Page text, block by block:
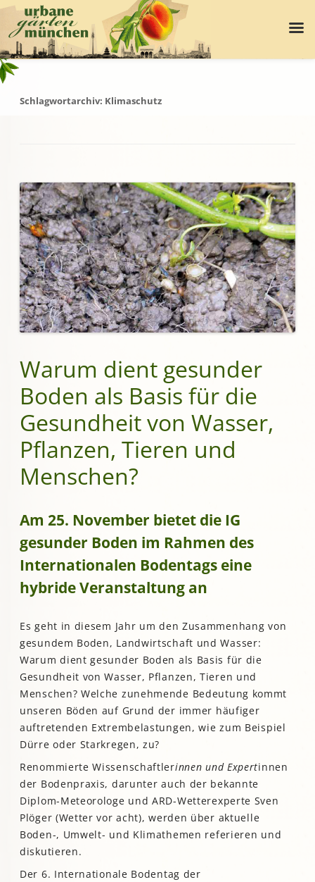
Schlagwortarchiv: Klimaschutz
Warum dient gesunder
Boden als Basis für die
Gesundheit von Wasser,
Pflanzen, Tieren und
Menschen?
Am 25. November bietet die IG
gesunder Boden im Rahmen des
Internationalen Bodentags eine
hybride Veranstaltung an
Es geht in diesem Jahr um den Zusammenhang von
gesundem Boden, Landwirtschaft und Wasser:
Warum dient gesunder Boden als Basis für die
Gesundheit von Wasser, Pflanzen, Tieren und
Menschen? Welche zunehmende Bedeutung kommt
unseren Böden auf Grund der immer häufiger
auftretenden Extrembelastungen, wie zum Beispiel
Dürre oder Starkregen, zu?
Renommierte Wissenschaftlerinnen und Expertinnen
der Bodenpraxis, darunter auch der bekannte
Diplom-Meteorologe und ARD-Wetterexperte Sven
Plöger (Wetter vor acht), werden über aktuelle
Boden-, Umwelt- und Klimathemen referieren und
diskutieren.
Der 6. Internationale Bodentag der